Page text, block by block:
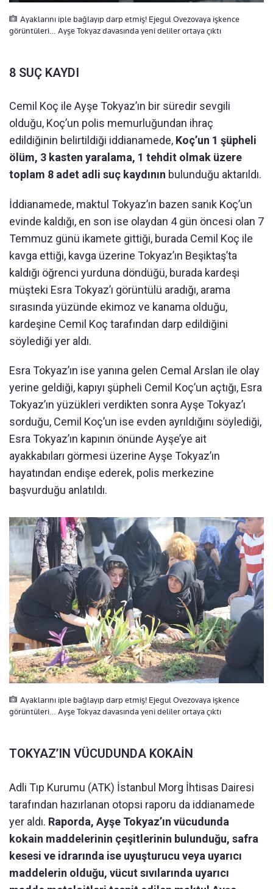
Ayaklarını iple bağlayıp darp etmiş! Ejegul Ovezovaya işkence
görüntüleri… Ayşe Tokyaz davasında yeni deliler ortaya çıktı
8 SUÇ KAYDI
Cemil Koç ile Ayşe Tokyaz’ın bir süredir sevgili
olduğu, Koç’un polis memurluğundan ihraç
edildiğinin belirtildiği iddianamede, Koç’un 1 şüpheli
ölüm, 3 kasten yaralama, 1 tehdit olmak üzere
toplam 8 adet adli suç kaydının bulunduğu aktarıldı.
İddianamede, maktul Tokyaz’ın bazen sanık Koç’un
evinde kaldığı, en son ise olaydan 4 gün öncesi olan 7
Temmuz günü ikamete gittiği, burada Cemil Koç ile
kavga ettiği, kavga üzerine Tokyaz’ın Beşiktaş’ta
kaldığı öğrenci yurduna döndüğü, burada kardeşi
müşteki Esra Tokyaz’ı görüntülü aradığı, arama
sırasında yüzünde ekimoz ve kanama olduğu,
kardeşine Cemil Koç tarafından darp edildiğini
söylediği yer aldı.
Esra Tokyaz’ın ise yanına gelen Cemal Arslan ile olay
yerine geldiği, kapıyı şüpheli Cemil Koç’un açtığı, Esra
Tokyaz’ın yüzükleri verdikten sonra Ayşe Tokyaz’ı
sorduğu, Cemil Koç’un ise evden ayrıldığını söylediği,
Esra Tokyaz’ın kapının önünde Ayşe’ye ait
ayakkabıları görmesi üzerine Ayşe Tokyaz’ın
hayatından endişe ederek, polis merkezine
başvurduğu anlatıldı.
Ayaklarını iple bağlayıp darp etmiş! Ejegul Ovezovaya işkence
görüntüleri… Ayşe Tokyaz davasında yeni deliler ortaya çıktı
TOKYAZ’IN VÜCUDUNDA KOKAİN
Adli Tıp Kurumu (ATK) İstanbul Morg İhtisas Dairesi
tarafından hazırlanan otopsi raporu da iddianamede
yer aldı. Raporda, Ayşe Tokyaz’ın vücudunda
kokain maddelerinin çeşitlerinin bulunduğu, safra
kesesi ve idrarında ise uyuşturucu veya uyarıcı
maddelerin olduğu, vücut sıvılarında uyarıcı